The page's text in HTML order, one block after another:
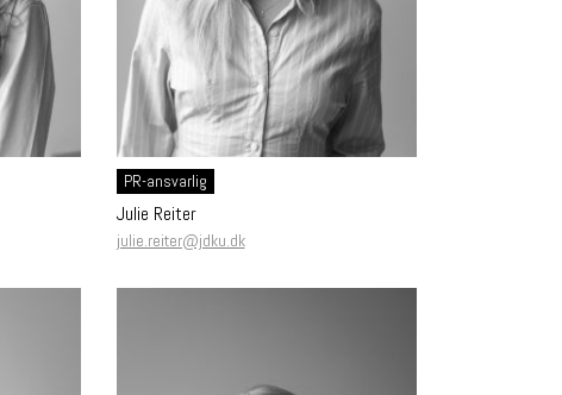
PR-ansvarlig
Julie Reiter
julie.reiter@jdku.dk